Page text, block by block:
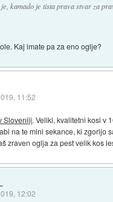
kamado je tista prava stvar za
Kaj imate pa za eno oglje?
11:52
Sloveniji. Veliki, kvalitetni kosi v
na te mini sekance, ki zgorijo
zraven oglja za pest velik kos
12:02